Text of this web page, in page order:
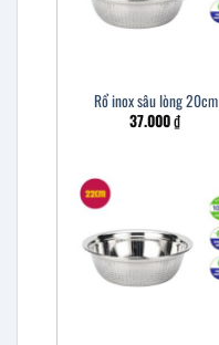
Rổ inox sâu lòng 20cm
37.000₫